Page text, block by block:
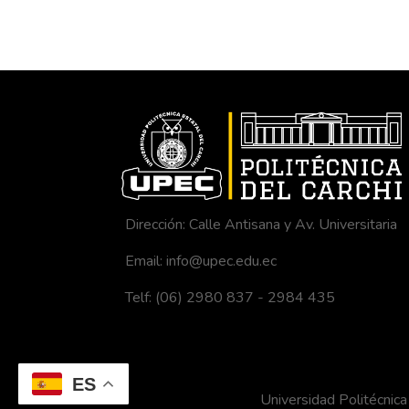
ES
Dirección: Calle Antisana y Av. Universitaria
Email: info@upec.edu.ec
Telf: (06) 2980 837 - 2984 435
Universidad